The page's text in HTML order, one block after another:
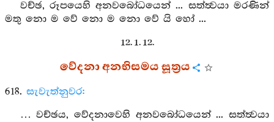
වච්ඡ, රූපයෙහි අනවබෝධයෙන් ... සත්ත්‍වයා මරණින්
මතු නො ම වේ නො ම නො වේ යි හෝ ...
12. 1. 12.
වේදනා අනභිසමය සූත්‍රය
618. සැවැත්නුවර:
… වච්ඡය, වේදනාවෙහි අනවබෝධයෙන් ... සත්ත්‍වයා